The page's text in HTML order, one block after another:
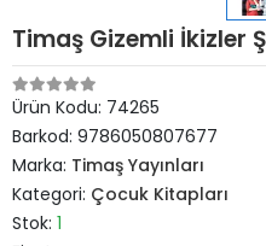
Timaş Gizemli İkizler
Ürün Kodu: 74265
Barkod: 9786050807677
Marka: Timaş Yayınları
Kategori: Çocuk Kitapları
Stok: 1